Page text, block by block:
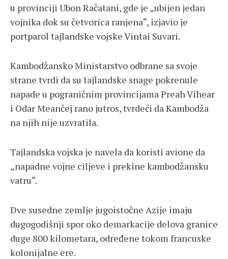
u provinciji Ubon Račatani, gde je „ubijen jedan
vojnika dok su četvorica ranjena“, izjavio je
portparol tajlandske vojske Vintai Suvari.
Kambodžansko Ministarstvo odbrane sa svoje
strane tvrdi da su tajlandske snage pokrenule
napade u pograničnim provincijama Preah Vihear
i Odar Meančej rano jutros, tvrdeći da Kambodža
na njih nije uzvratila.
Tajlandska vojska je navela da koristi avione da
„napadne vojne ciljeve i prekine kambodžansku
vatru“.
Dve susedne zemlje jugoistočne Azije imaju
dugogodišnji spor oko demarkacije delova granice
duge 800 kilometara, određene tokom francuske
kolonijalne ere.